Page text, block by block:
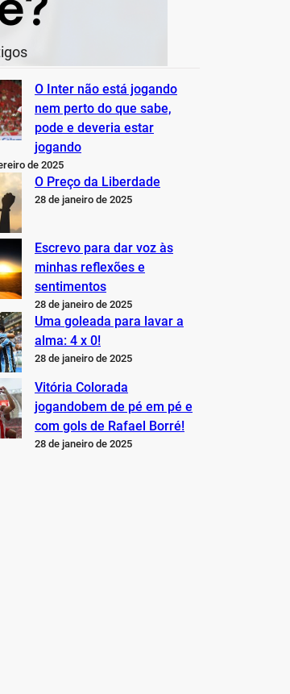
O Inter não está jogando
nem perto do que sabe,
pode e deveria estar
jogando
de 2025
O Preço da Liberdade
28 de janeiro de 2025
Escrevo para dar voz às
minhas reflexões e
sentimentos
28 de janeiro de 2025
Uma goleada para lavar a
alma: 4 x 0!
28 de janeiro de 2025
Vitória Colorada
jogandobem de pé em pé e
com gols de Rafael Borré!
28 de janeiro de 2025